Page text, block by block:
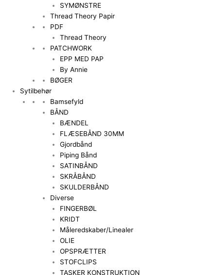
SYMØNSTRE
Thread Theory Papir
PDF
Thread Theory
PATCHWORK
EPP MED PAP
By Annie
BØGER
Sytilbehør
Bamsefyld
BÅND
BÆNDEL
FLÆSEBÅND 30MM
Gjordbånd
Piping Bånd
SATINBÅND
SKRÅBÅND
SKULDERBÅND
Diverse
FINGERBØL
KRIDT
Måleredskaber/Linealer
OLIE
OPSPRÆTTER
STOFCLIPS
TASKER KONSTRUKTION